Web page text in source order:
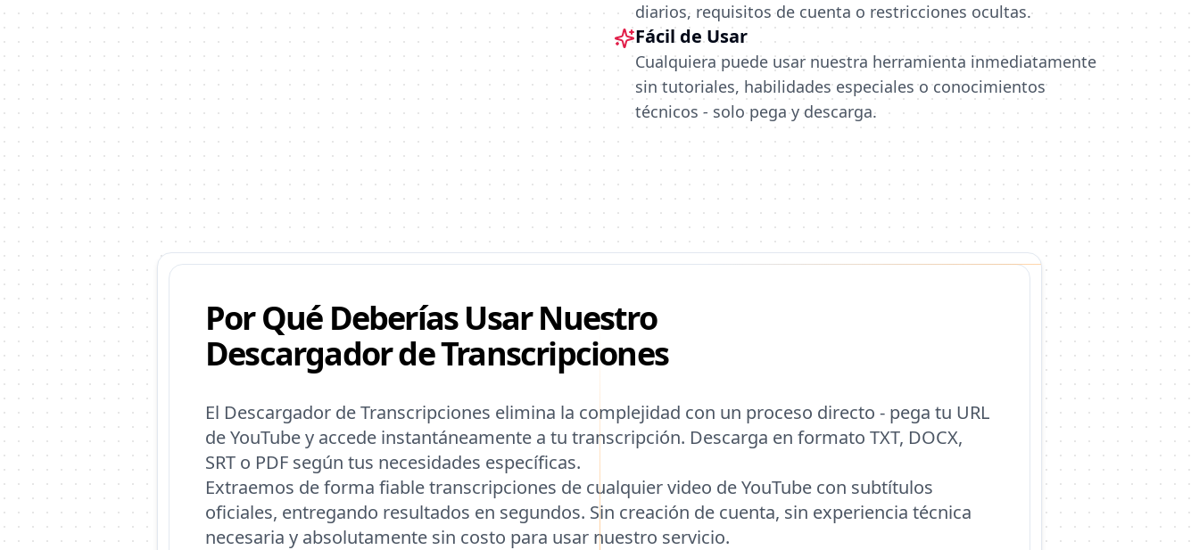
diarios, requisitos de cuenta o restricciones ocultas.
Fácil de Usar
Cualquiera puede usar nuestra herramienta inmediatamente
sin tutoriales, habilidades especiales o conocimientos
técnicos - solo pega y descarga.
Por Qué Deberías Usar Nuestro
Descargador de Transcripciones
El Descargador de Transcripciones elimina la complejidad con un proceso directo - pega tu URL
de YouTube y accede instantáneamente a tu transcripción. Descarga en formato TXT, DOCX,
SRT o PDF según tus necesidades específicas.
Extraemos de forma fiable transcripciones de cualquier video de YouTube con subtítulos
oficiales, entregando resultados en segundos. Sin creación de cuenta, sin experiencia técnica
necesaria y absolutamente sin costo para usar nuestro servicio.